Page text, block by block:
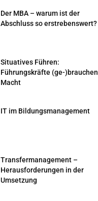
Der MBA – warum ist der
Abschluss so erstrebenswert?
Situatives Führen:
Führungskräfte (ge-)brauchen
Macht
IT im Bildungsmanagement
Transfermanagement –
Herausforderungen in der
Umsetzung